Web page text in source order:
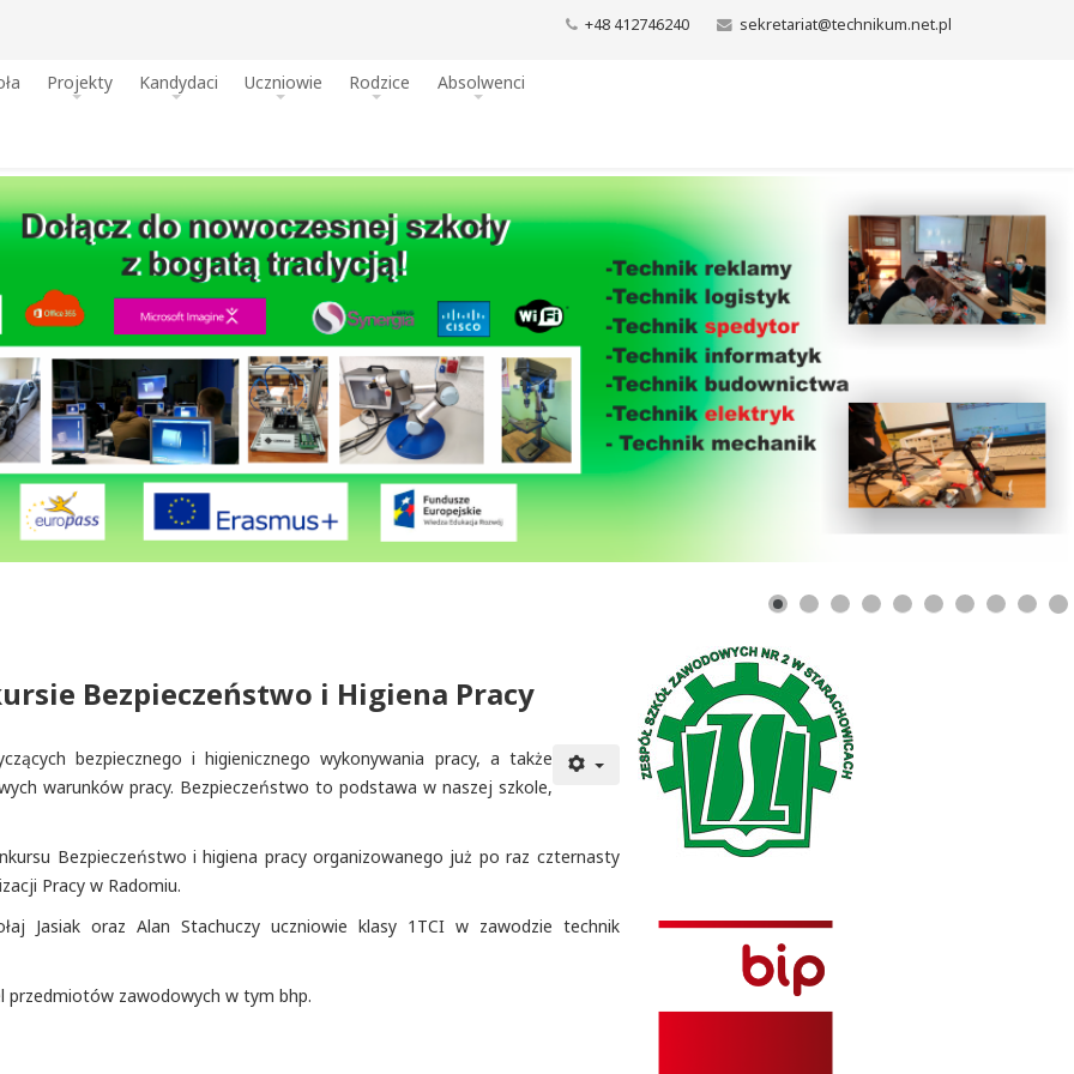
+48 412746240 sekretariat@technikum.net.pl
Projekty Kandydaci Uczniowie Rodzice Absolwenci
Bezpieczeństwo i Higiena Pracy
bezpiecznego i higienicznego wykonywania pracy, a także
warunków pracy. Bezpieczeństwo to podstawa w naszej szkole,
Bezpieczeństwo i higiena pracy organizowanego już po raz czternasty
Pracy w Radomiu.
Jasiak oraz Alan Stachuczy uczniowie klasy 1TCI w zawodzie technik
przedmiotów zawodowych w tym bhp.